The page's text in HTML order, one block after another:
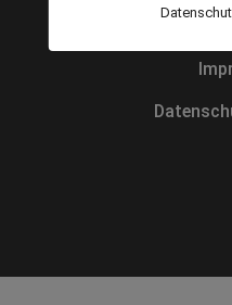
Kontakt &